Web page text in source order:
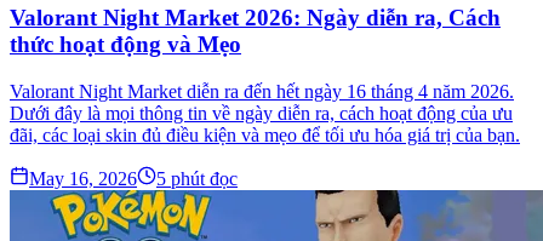
Valorant Night Market 2026: Ngày diễn ra, Cách
thức hoạt động và Mẹo
Valorant Night Market diễn ra đến hết ngày 16 tháng 4 năm 2026.
Dưới đây là mọi thông tin về ngày diễn ra, cách hoạt động của ưu
đãi, các loại skin đủ điều kiện và mẹo để tối ưu hóa giá trị của bạn.
May 16, 2026 5 phút đọc